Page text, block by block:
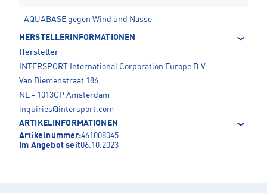
AQUABASE gegen Wind und Nässe
HERSTELLERINFORMATIONEN
Hersteller
INTERSPORT International Corporation Europe B.V.
Van Diemenstraat 186
NL - 1013CP Amsterdam
inquiries@intersport.com
ARTIKELINFORMATIONEN
Artikelnummer:461008045
Im Angebot seit06.10.2023